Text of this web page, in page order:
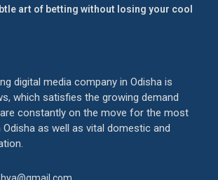
art of betting without losing your cool
digital media company in Odisha is
which satisfies the growing demand
constantly on the move for the most
as well as vital domestic and